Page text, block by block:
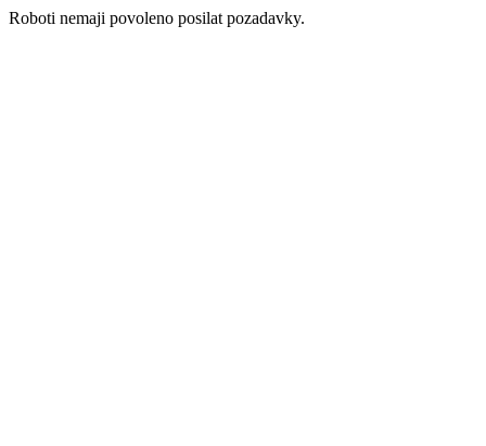
Roboti nemaji povoleno posilat pozadavky.